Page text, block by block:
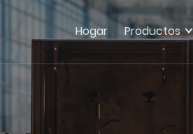
Hogar Productos